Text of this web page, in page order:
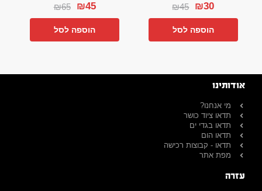
₪45 ₪30
הוספה לסל
₪65 ₪45
הוספה לסל
אודותינו
מי אנחנו?
תדאו ציוד כושר
תדאו בגדי ים
תדאו הום
תדאו - קבוצות רכישה
מפת אתר
עזרה